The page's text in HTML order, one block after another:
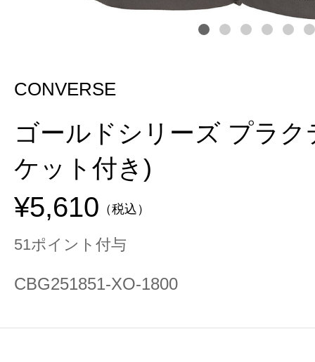
CONVERSE
ゴールドシリーズ プラ
ケット付き)
¥5,610 （税込）
51ポイント付与
CBG251851-XO-1800